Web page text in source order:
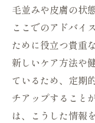
毛並みや皮膚の状
ここでのアドバイ
ために役立つ貴重
新しいケア方法や
ているため、定期
チアップすること
は、こうした情報